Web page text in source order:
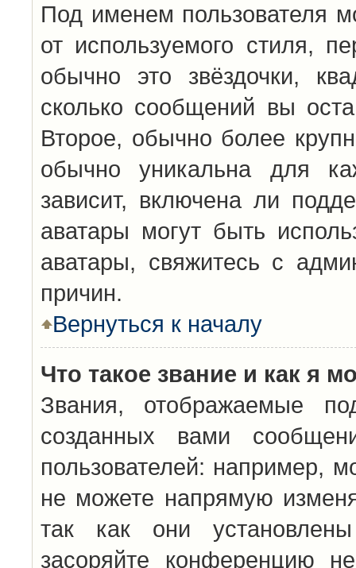
Под именем пользователя
от используемого стиля,
обычно это звёздочки,
сколько сообщений вы
Второе, обычно более
обычно уникальна для
зависит, включена ли
аватары могут быть
аватары, свяжитесь с
причин.
Вернуться к началу
Что такое звание и как я
Звания, отображаемые
созданных вами
пользователей: например,
не можете напрямую
так как они
засоряйте конференцию